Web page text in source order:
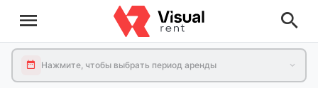
Нажмите, чтобы выбрать период аренды